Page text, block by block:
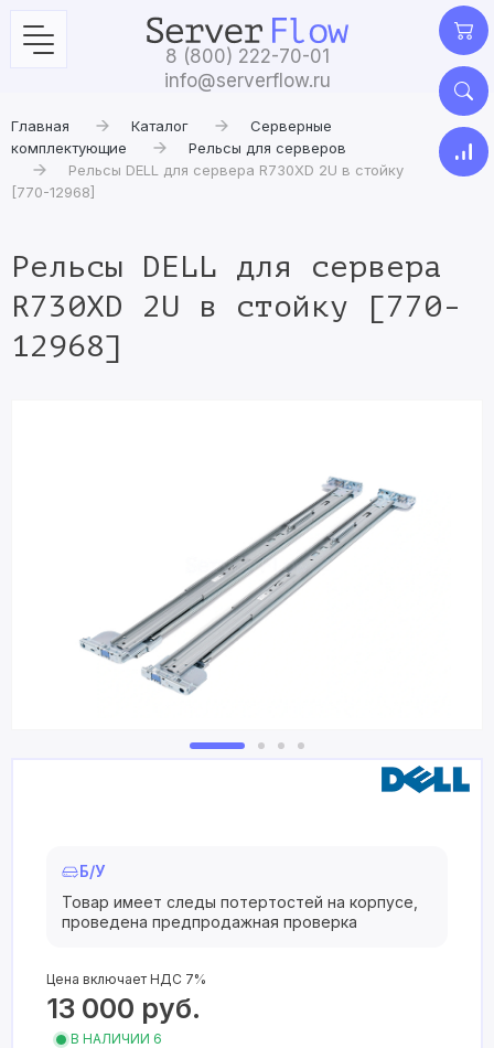
8 (800) 222-70-01
info@serverflow.ru
Главная Каталог
Серверные
комплектующие
Рельсы для серверов
Рельсы DELL для сервера R730XD 2U в стойку
[770-12968]
Рельсы DELL для сервера
R730XD 2U в стойку [770-
12968]
Б/У
Товар имеет следы потертостей на корпусе,
проведена предпродажная проверка
Цена включает НДС 7%
13 000 руб.
В НАЛИЧИИ 6